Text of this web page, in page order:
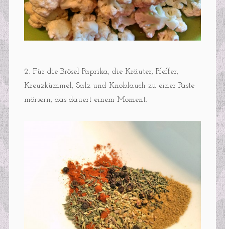
2. Für die Brösel Paprika, die Kräuter, Pfeffer,
Kreuzkümmel, Salz und Knoblauch zu einer Paste
mörsern, das dauert einem Moment.